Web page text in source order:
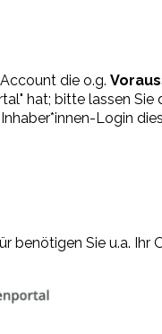
die o.g.
hat; bitte lassen Sie
Login
benötigen Sie u.a. Ihr